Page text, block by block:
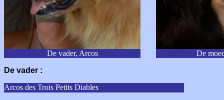
De vader, Arcos
De
De vader :
Arcos des Trois Petits Diables